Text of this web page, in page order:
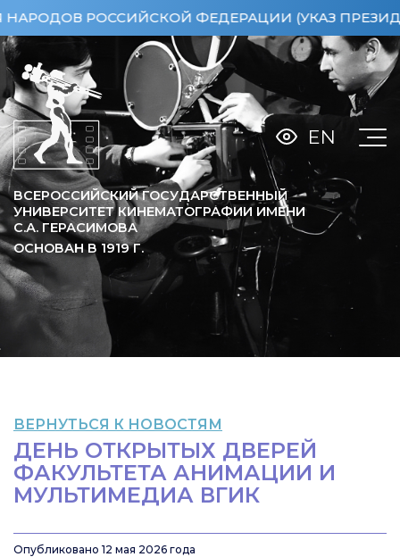
РОССИЙСКОЙ ФЕДЕРАЦИИ (УКАЗ ПРЕЗИДЕНТА
ВСЕРОССИЙСКИЙ ГОСУДАРСТВЕННЫЙ
УНИВЕРСИТЕТ КИНЕМАТОГРАФИИ ИМЕНИ
С.А. ГЕРАСИМОВА
ОСНОВАН В 1919Г.
EN
ВЕРНУТЬСЯ К НОВОСТЯМ
ДЕНЬ ОТКРЫТЫХ ДВЕРЕЙ
ФАКУЛЬТЕТА АНИМАЦИИ И
МУЛЬТИМЕДИА ВГИК
Опубликовано 12 мая 2026 года